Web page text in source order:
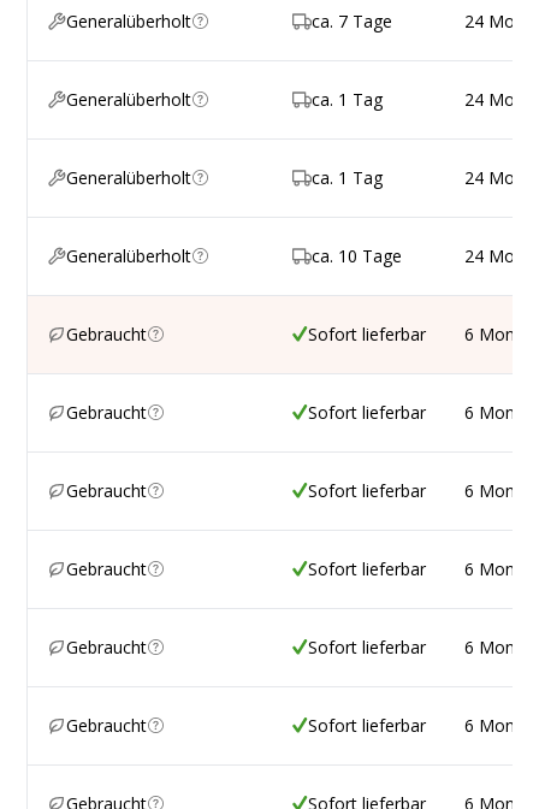
Generalüberholt ca. 7 Tage 24
Generalüberholt ca. 1 Tag 24
Generalüberholt ca. 1 Tag 24
Generalüberholt ca. 10 Tage 24
Gebraucht Sofort lieferbar 6
Gebraucht Sofort lieferbar 6
Gebraucht Sofort lieferbar 6
Gebraucht Sofort lieferbar 6
Gebraucht Sofort lieferbar 6
Gebraucht Sofort lieferbar 6
Gebraucht Sofort lieferbar 6